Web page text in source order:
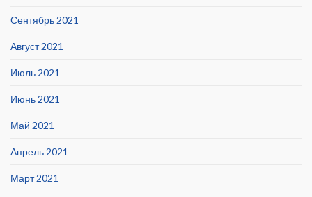
Сентябрь 2021
Август 2021
Июль 2021
Июнь 2021
Май 2021
Апрель 2021
Март 2021